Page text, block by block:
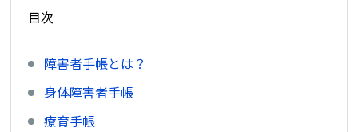
目次
障害者手帳とは？
身体障害者手帳
療育手帳